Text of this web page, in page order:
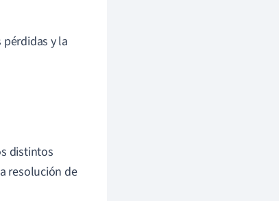
y la
distintos
resolución de